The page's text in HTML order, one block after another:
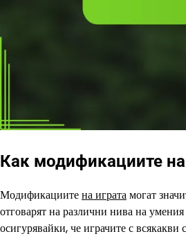
Как модификациите на
Модификациитена игратамогат
отговарят на различни нива на
осигурявайки, че играчите с всякакви